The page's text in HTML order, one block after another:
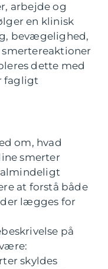
arbejde og
en klinisk
bevægelighed,
dette med
fagligt
om, hvad
smerter
almindeligt
at forstå både
lægges for
på
skyldes